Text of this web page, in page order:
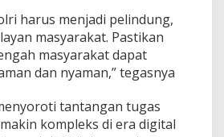
a
n
k
a
n
i
s
harus menjadi pelindung,
masyarakat. Pastikan
masyarakat dapat
dan nyaman,” tegasnya
tantangan tugas
kompleks di era digital